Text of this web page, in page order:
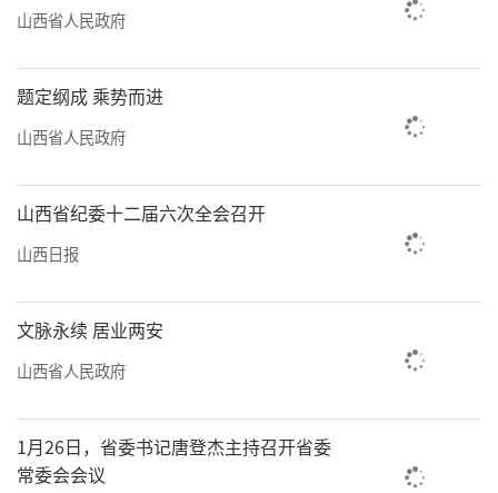
白鹭和白琵鹭。胡文晋摄
山西省人民政府
题定纲成 乘势而进
山西省人民政府
山西省纪委十二届六次全会召开
山西日报
文脉永续 居业两安
山西省人民政府
1月26日，省委书记唐登杰主持召开省委
常委会会议